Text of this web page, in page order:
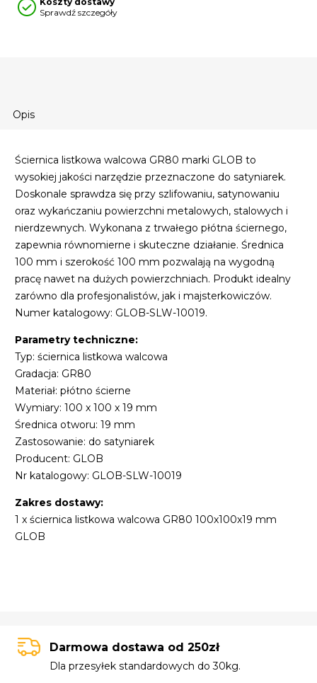
Opis
Ściernica listkowa walcowa GR80 marki GLOB to
wysokiej jakości narzędzie przeznaczone do satyniarek.
Doskonale sprawdza się przy szlifowaniu, satynowaniu
oraz wykańczaniu powierzchni metalowych, stalowych i
nierdzewnych. Wykonana z trwałego płótna ściernego,
zapewnia równomierne i skuteczne działanie. Średnica
100 mm i szerokość 100 mm pozwalają na wygodną
pracę nawet na dużych powierzchniach. Produkt idealny
zarówno dla profesjonalistów, jak i majsterkowiczów.
Numer katalogowy: GLOB-SLW-10019.
Parametry techniczne:
Typ: ściernica listkowa walcowa
Gradacja: GR80
Materiał: płótno ścierne
Wymiary: 100 x 100 x 19 mm
Średnica otworu: 19 mm
Zastosowanie: do satyniarek
Producent: GLOB
Nr katalogowy: GLOB-SLW-10019
Zakres dostawy:
1 x ściernica listkowa walcowa GR80 100x100x19 mm
GLOB
Darmowa dostawa od 250zł
Dla przesyłek standardowych do 30kg.
Sprawdź szczegóły